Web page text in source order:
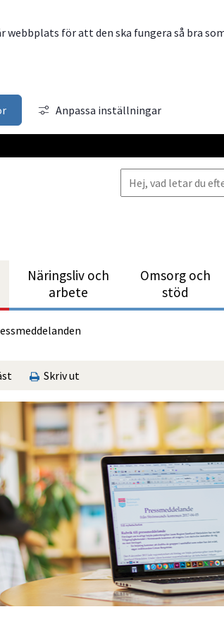
webbplats för att den ska fungera så bra
Anpassa inställningar
Närings­liv och
arbete
Omsorg och
stöd
Skriv ut